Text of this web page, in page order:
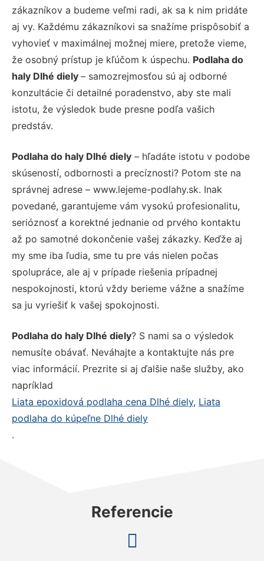
zákazníkov a budeme veľmi radi, ak sa k nim pridáte
aj vy. Každému zákazníkovi sa snažíme prispôsobiť a
vyhovieť v maximálnej možnej miere, pretože vieme,
že osobný prístup je kľúčom k úspechu. Podlaha do
haly Dlhé diely – samozrejmosťou sú aj odborné
konzultácie či detailné poradenstvo, aby ste mali
istotu, že výsledok bude presne podľa vašich
predstáv.
Podlaha do haly Dlhé diely – hľadáte istotu v podobe
skúseností, odbornosti a precíznosti? Potom ste na
správnej adrese – www.lejeme-podlahy.sk. Inak
povedané, garantujeme vám vysokú profesionalitu,
serióznosť a korektné jednanie od prvého kontaktu
až po samotné dokončenie vašej zákazky. Keďže aj
my sme iba ľudia, sme tu pre vás nielen počas
spolupráce, ale aj v prípade riešenia prípadnej
nespokojnosti, ktorú vždy berieme vážne a snažíme
sa ju vyriešiť k vašej spokojnosti.
Podlaha do haly Dlhé diely? S nami sa o výsledok
nemusíte obávať. Neváhajte a kontaktujte nás pre
viac informácií. Prezrite si aj ďalšie naše služby, ako
napríklad
Liata epoxidová podlaha cena Dlhé diely, Liata
podlaha do kúpeľne Dlhé diely
.
Referencie